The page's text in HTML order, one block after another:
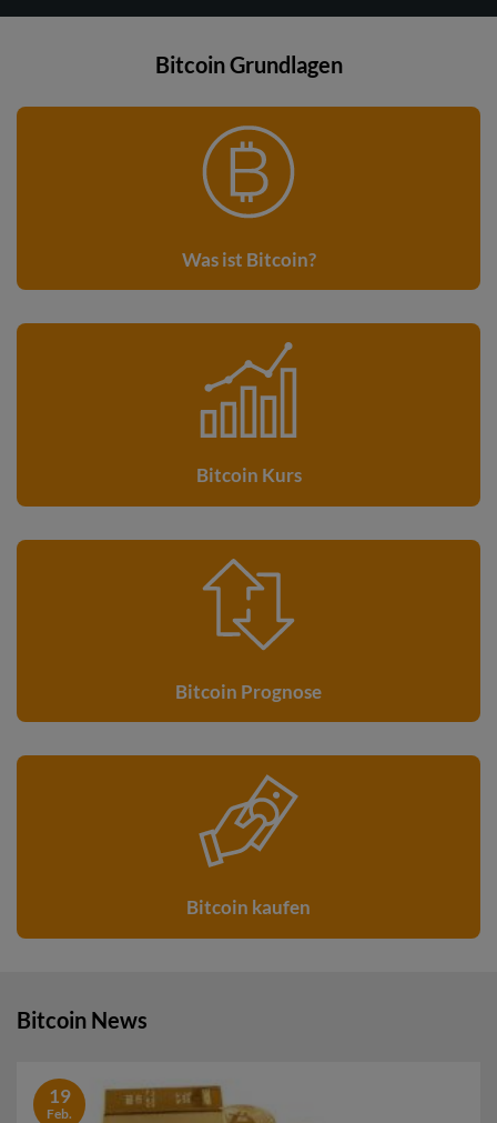
Bitcoin Grundlagen
Was ist Bitcoin?
Bitcoin Kurs
Bitcoin Prognose
Bitcoin kaufen
Bitcoin News
19
Feb.